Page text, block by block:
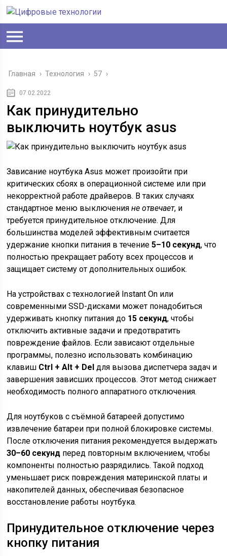
Главная › Технология › 57 ›
07.02.2022
Как принудительно
выключить ноутбук asus
Зависание ноутбука Asus может произойти при
критических сбоях в операционной системе или при
некорректной работе драйверов. В таких случаях
стандартное меню выключенияне отвечает, и
требуется принудительное отключение. Для
большинства моделей эффективным считается
удержание кнопки питания в течение5–10 секунд, что
полностью прекращает работу всех процессов и
защищает систему от дополнительных ошибок.
На устройствах с технологией Instant On или
современными SSD-дисками может понадобиться
удерживать кнопку питания до 15 секунд, чтобы
отключить активные задачи и предотвратить
повреждение файлов. Если зависают отдельные
программы, полезно использовать комбинацию
клавиш Ctrl + Alt + Del для вызова диспетчера задач и
завершения зависших процессов. Этот метод снижает
необходимость полного аппаратного отключения.
Для ноутбуков с съёмной батареей допустимо
извлечение батареи при полной блокировке системы.
После отключения питания рекомендуется выдержать
30–60 секунд перед повторным включением, чтобы
компоненты полностью разрядились. Такой подход
уменьшает риск повреждения материнской платы и
накопителей данных, обеспечивая безопасное
восстановление работы ноутбука.
Принудительное отключение через
кнопку питания